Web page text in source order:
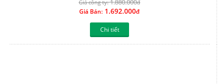
Giá công ty:1.880.000đ
Giá Bán: 1.692.000đ
Chi tiết